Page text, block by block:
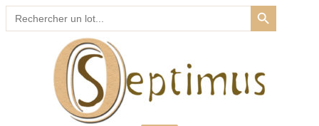
Search
for:
SEARCH BUTTON